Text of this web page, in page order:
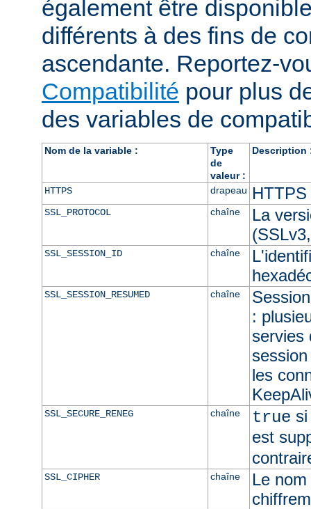
également être
différents à des fins de
ascendante. Reportez-
Compatibilité pour plus
des variables de
Nom de la variable :
Type
de
valeur :
Description
HTTPS drapeau
SSL_PROTOCOL chaîne
La
SSL_SESSION_ID chaîne
SSL_SESSION_RESUMED chaîne
:
servies
les
SSL_SECURE_RENEG chaîne true
est
SSL_CIPHER chaîne
Le